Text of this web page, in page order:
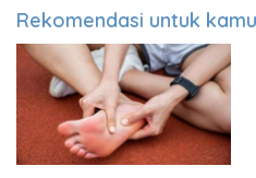
Rekomendasi untuk kamu